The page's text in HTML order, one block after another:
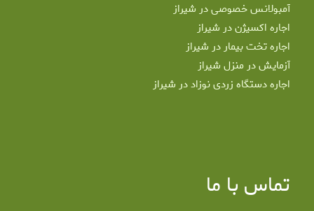
آمبولانس خصوصی در شیراز
اجاره اکسیژن در شیراز
اجاره تخت بیمار در شیراز
آزمایش در منزل شیراز
اجاره دستگاه زردی نوزاد در شیراز
تماس با ما